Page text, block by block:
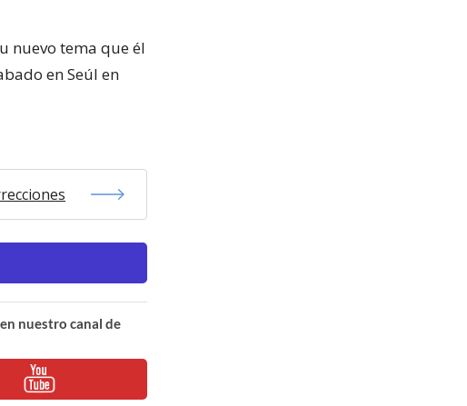
nuevo tema que él
en Seúl en
nuestro canal de